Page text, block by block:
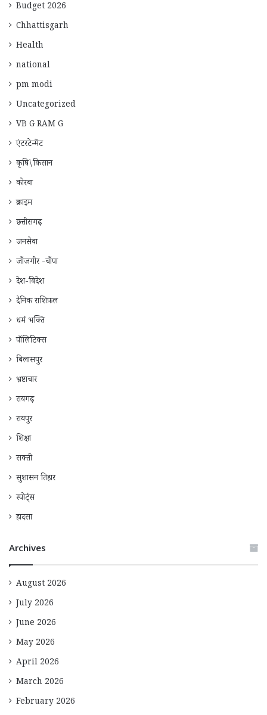
Budget 2026
Chhattisgarh
Health
national
pm modi
Uncategorized
VB G RAM G
एंटरटेन्मेंट
कृषि\किसान
कोरबा
क्राइम
छत्तीसगढ़
जनसेवा
जाँजगीर -चाँपा
देश-विदेश
दैनिक राशिफ़ल
धर्म भक्ति
पॉलिटिक्स
बिलासपुर
भ्रष्टाचार
रायगढ़
रायपुर
शिक्षा
सक्ती
सुशासन तिहार
स्पोर्ट्स
हादसा
Archives
August 2026
July 2026
June 2026
May 2026
April 2026
March 2026
February 2026